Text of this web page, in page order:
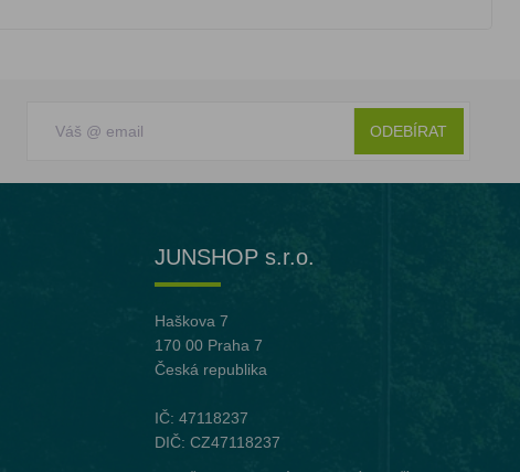
ODEBÍRAT
JUNSHOP s.r.o.
Haškova 7
170 00 Praha 7
Česká republika
IČ: 47118237
DIČ: CZ47118237